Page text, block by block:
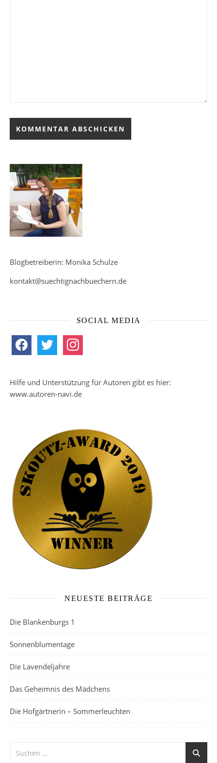
Blogbetreiberin: Monika Schulze
kontakt@suechtignachbuechern.de
SOCIAL MEDIA
facebook twitter instagram
Hilfe und Unterstützung für Autoren gibt es hier:
www.autoren-navi.de
NEUESTE BEITRÄGE
Die Blankenburgs 1
Sonnenblumentage
Die Lavendeljahre
Das Geheimnis des Mädchens
Die Hofgärtnerin – Sommerleuchten